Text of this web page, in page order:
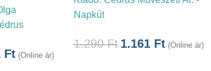
Ft (Online ár)
Napkút
1.290Ft 1.161 Ft (Online ár)